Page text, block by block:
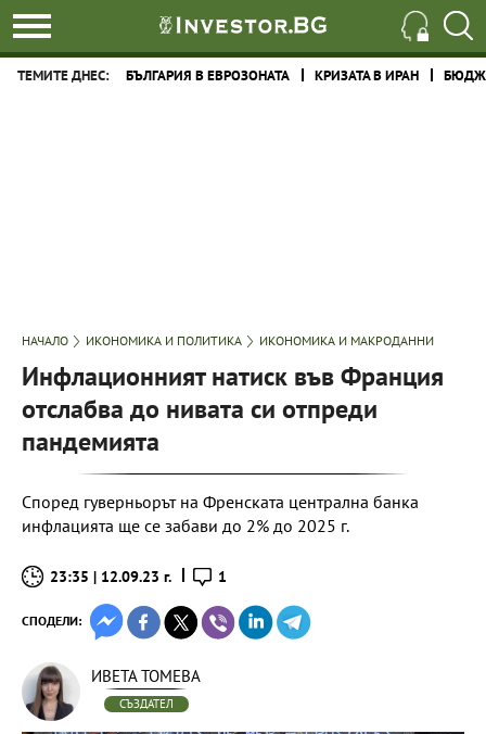
ТЕМИТЕ ДНЕС: БЪЛГАРИЯ В ЕВРОЗОНАТА КРИЗАТА В ИРАН
НАЧАЛО ИКОНОМИКА И ПОЛИТИКА ИКОНОМИКА И МАКРОДАННИ
Инфлационният натиск във Франция
отслабва до нивата си отпреди
пандемията
Според гуверньорът на Френската централна банка
инфлацията ще се забави до 2% до 2025 г.
23:35 | 12.09.23 г. 1
СПОДЕЛИ:
ИВЕТА ТОМЕВА
СЪЗДАТЕЛ